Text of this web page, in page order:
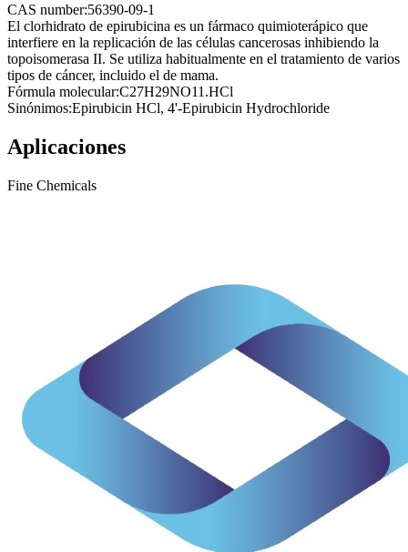
CAS number:56390-09-1
El clorhidrato de epirubicina es un fármaco quimioterápico que
interfiere en la replicación de las células cancerosas inhibiendo la
topoisomerasa II. Se utiliza habitualmente en el tratamiento de varios
tipos de cáncer, incluido el de mama.
Fórmula molecular:C27H29NO11.HCl
Sinónimos:Epirubicin HCl, 4'-Epirubicin Hydrochloride
Aplicaciones
Fine Chemicals